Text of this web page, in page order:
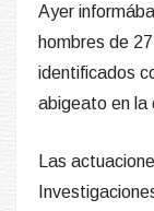
Ayer
hombres de
identificados
abigeato en la
Las